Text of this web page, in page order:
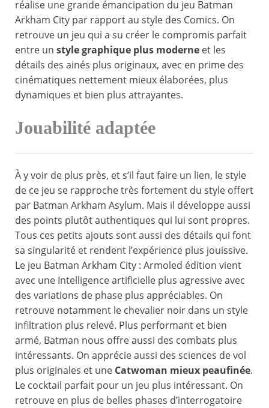
réalise une grande émancipation du jeu Batman
Arkham City par rapport au style des Comics. On
retrouve un jeu qui a su créer le compromis parfait
entre un style graphique plus moderne et les
détails des ainés plus originaux, avec en prime des
cinématiques nettement mieux élaborées, plus
dynamiques et bien plus attrayantes.
Jouabilité adaptée
À y voir de plus près, et s’il faut faire un lien, le style
de ce jeu se rapproche très fortement du style offert
par Batman Arkham Asylum. Mais il développe aussi
des points plutôt authentiques qui lui sont propres.
Tous ces petits ajouts sont aussi des détails qui font
sa singularité et rendent l’expérience plus jouissive.
Le jeu Batman Arkham City : Armoled édition vient
avec une Intelligence artificielle plus agressive avec
des variations de phase plus appréciables. On
retrouve notamment le chevalier noir dans un style
infiltration plus relevé. Plus performant et bien
armé, Batman nous offre aussi des combats plus
intéressants. On apprécie aussi des sciences de vol
plus originales et une Catwoman mieux peaufinée.
Le cocktail parfait pour un jeu plus intéressant. On
retrouve en plus de belles phases d’interrogatoire